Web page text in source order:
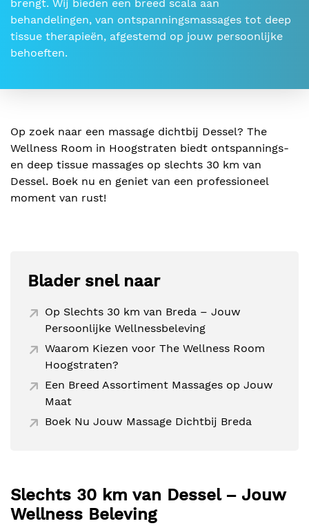
brengt. Wij bieden een breed scala aan
behandelingen, van ontspanningsmassages tot deep
tissue therapieën, afgestemd op jouw persoonlijke
behoeften.
Op zoek naar een massage dichtbij Dessel? The
Wellness Room in Hoogstraten biedt ontspannings-
en deep tissue massages op slechts 30 km van
Dessel. Boek nu en geniet van een professioneel
moment van rust!
Blader snel naar
Op Slechts 30 km van Breda – Jouw
Persoonlijke Wellnessbeleving
Waarom Kiezen voor The Wellness Room
Hoogstraten?
Een Breed Assortiment Massages op Jouw
Maat
Boek Nu Jouw Massage Dichtbij Breda
Slechts 30 km van Dessel – Jouw
Wellness Beleving